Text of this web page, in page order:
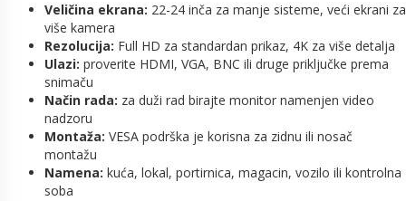
Veličina ekrana: 22-24 inča za manje sisteme, veći ekrani za
više kamera
Rezolucija: Full HD za standardan prikaz, 4K za više detalja
Ulazi: proverite HDMI, VGA, BNC ili druge priključke prema
snimaču
Način rada: za duži rad birajte monitor namenjen video
nadzoru
Montaža: VESA podrška je korisna za zidnu ili nosač
montažu
Namena: kuća, lokal, portirnica, magacin, vozilo ili kontrolna
soba